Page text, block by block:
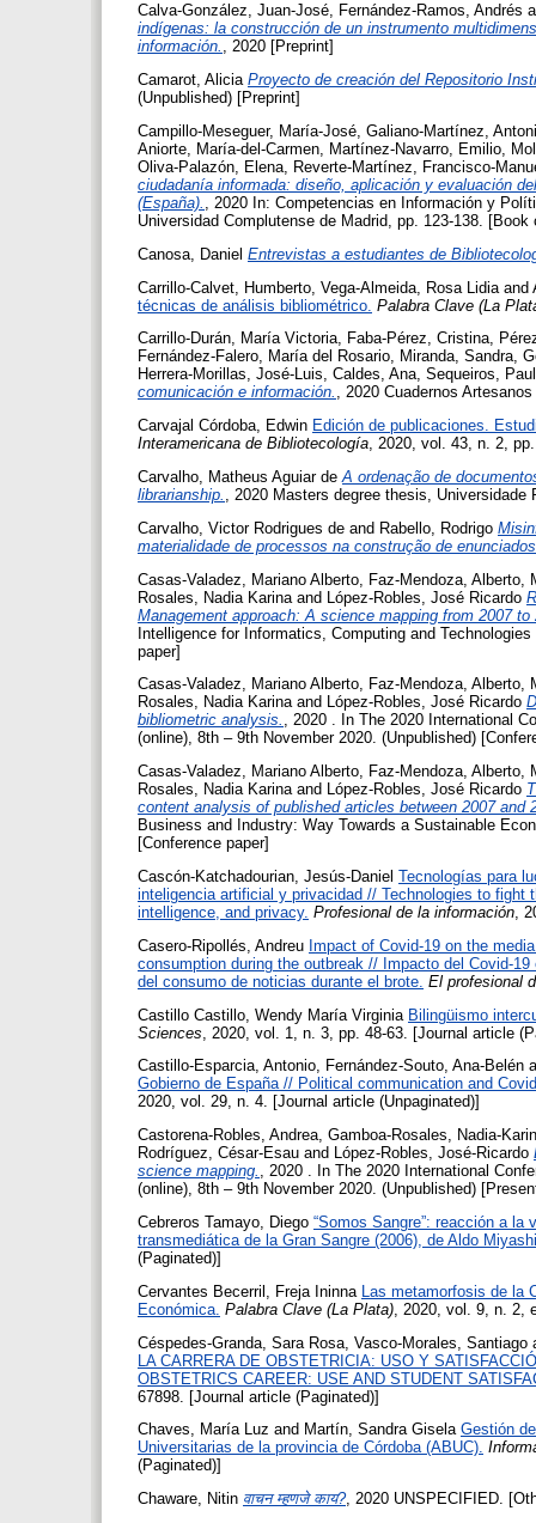
Calva-González, Juan-José, Fernández-Ramos, Andrés
indígenas: la construcción de un instrumento
información. , 2020 [Preprint]
Camarot, Alicia Proyecto de creación del Repositorio
(Unpublished) [Preprint]
Campillo-Meseguer, María-José, Galiano-Martínez,
Aniorte, María-del-Carmen, Martínez-Navarro, Emilio,
Oliva-Palazón, Elena, Reverte-Martínez, Francisco-
ciudadanía informada: diseño, aplicación y evaluación
(España). , 2020 In: Competencias en Información y
Universidad Complutense de Madrid, pp. 123-138. [Book
Canosa, Daniel Entrevistas a estudiantes de
Carrillo-Calvet, Humberto Vega-Almeida, Rosa Lidia and
técnicas de análisis bibliométrico. Palabra Clave (La
Carrillo-Durán, María Victoria, Faba-Pérez, Cristina,
Fernández-Falero, María del Rosario, Miranda, Sandra,
Herrera-Morillas, José-Luis, Caldes, Ana, Sequeiros,
comunicación e información. , 2020 Cuadernos
Carvajal Córdoba, Edwin Edición de publicaciones.
Interamericana de Bibliotecología, 2020, vol. 43, n. 2,
Carvalho, Matheus Aguiar de A ordenação de
librarianship. , 2020 Masters degree thesis,
Carvalho, Victor Rodrigues de and Rabello, Rodrigo
materialidade de processos na construção de
Casas-Valadez, Mariano Alberto Faz-Mendoza, Alberto
Rosales, Nadia Karina and López-Robles, José Ricardo
Management approach: A science mapping from 2007 to
Intelligence for Informatics, Computing and
paper]
Casas-Valadez, Mariano Alberto, Faz-Mendoza, Alberto,
Rosales, Nadia Karinaand López-Robles, José Ricardo
bibliometric analysis. , 2020 . In The 2020 International
(online), 8th – 9th November 2020. (Unpublished)
Casas-Valadez, Mariano Alberto, Faz-Mendoza, Alberto,
Rosales, Nadia Karinaand López-Robles, José Ricardo
content analysis of published articles between 2007 and
Business and Industry: Way Towards a Sustainable
[Conference paper]
Cascón-Katchadourian, Jesús-Daniel Tecnologías para
inteligencia artificial y privacidad // Technologies to
intelligence, and privacy. Profesional de la información,
Casero-Ripollés, Andreu Impact of Covid-19 on the
consumption during the outbreak // Impacto del Covid-
del consumo de noticias durante el brote. El profesional
Castillo Castillo, Wendy María Virginia Bilingüismo
Sciences , 2020, vol. 1, n. 3, pp. 48-63. [Journal article
Castillo-Esparcia, Antonio, Fernández-Souto, Ana-Belén
Gobierno de España // Political communication and
2020, vol. 29, n. 4. [Journal article (Unpaginated)]
Castorena-Robles, Andrea, Gamboa-Rosales, Nadia-
Rodríguez, César-Esau and López-Robles, José-Ricardo
science mapping. , 2020 . In The 2020 International
(online), 8th – 9th November 2020. (Unpublished)
Cebreros Tamayo, Diego “Somos Sangre”: reacción a
transmediática de la Gran Sangre (2006), de Aldo
(Paginated)]
Cervantes Becerril, Freja Ininna
Las metamorfosis de la
Económica. Palabra Clave (La Plata) , 2020, vol. 9, n. 2,
Céspedes-Granda, Sara Rosa Vasco-Morales, Santiago
LA CARRERA DE OBSTETRICIA: USO Y
OBSTETRICS CAREER: USE AND STUDENT
67898. [Journal article (Paginated)]
Chaves, María Luz and Martín, Sandra Gisela Gestión
Universitarias de la provincia de Córdoba (ABUC).
(Paginated)]
Chaware, Nitin वाचन म्हणजे काय?, 2020 UNSPECIFIED.